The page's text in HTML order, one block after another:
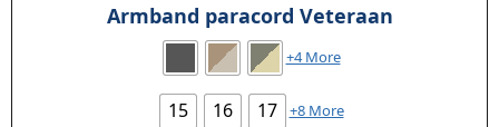
Armband paracord Veteraan
+4 More
15 16 17 +8 More